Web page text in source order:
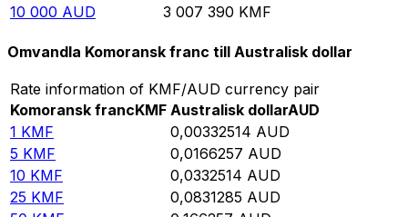
10 000 AUD 3 007 390 KMF
Omvandla Komoransk franc till Australisk dollar
Rate information of KMF/AUD currency pair
Komoransk francKMF Australisk dollarAUD
1 KMF 0,00332514 AUD
5 KMF 0,0166257 AUD
10 KMF 0,0332514 AUD
25 KMF 0,0831285 AUD